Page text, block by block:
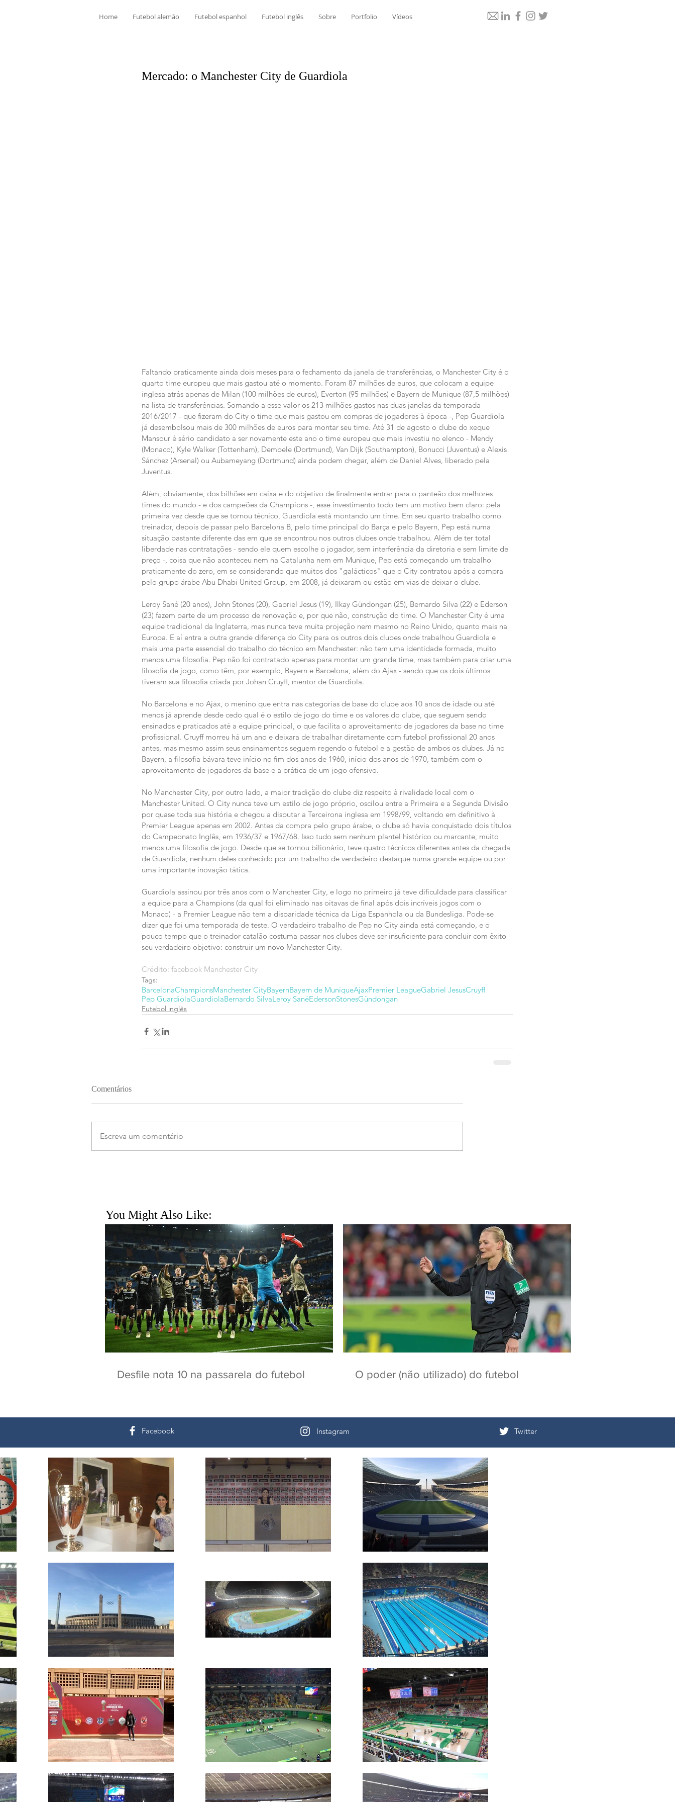
Home Futebol alemão Futebol espanhol Futebol inglês Sobre Portfolio Vídeos
Mercado: o Manchester City de Guardiola
Faltando praticamente ainda dois meses para o fechamento da janela de transferências, o Manchester City é o
quarto time europeu que mais gastou até o momento. Foram 87 milhões de euros, que colocam a equipe
inglesa atrás apenas de Milan (100 milhões de euros), Everton (95 milhões) e Bayern de Munique (87,5 milhões)
na lista de transferências. Somando a esse valor os 213 milhões gastos nas duas janelas da temporada
2016/2017 - que fizeram do City o time que mais gastou em compras de jogadores à época -, Pep Guardiola
já desembolsou mais de 300 milhões de euros para montar seu time. Até 31 de agosto o clube do xeque
Mansour é sério candidato a ser novamente este ano o time europeu que mais investiu no elenco - Mendy
(Monaco), Kyle Walker (Tottenham), Dembele (Dortmund), Van Dijk (Southampton), Bonucci (Juventus) e Alexis
Sánchez (Arsenal) ou Aubameyang (Dortmund) ainda podem chegar, além de Daniel Alves, liberado pela
Juventus.
Além, obviamente, dos bilhões em caixa e do objetivo de finalmente entrar para o panteão dos melhores
times do mundo - e dos campeões da Champions -, esse investimento todo tem um motivo bem claro: pela
primeira vez desde que se tornou técnico, Guardiola está montando um time. Em seu quarto trabalho como
treinador, depois de passar pelo Barcelona B, pelo time principal do Barça e pelo Bayern, Pep está numa
situação bastante diferente das em que se encontrou nos outros clubes onde trabalhou. Além de ter total
liberdade nas contratações - sendo ele quem escolhe o jogador, sem interferência da diretoria e sem limite de
preço -, coisa que não aconteceu nem na Catalunha nem em Munique, Pep está começando um trabalho
praticamente do zero, em se considerando que muitos dos "galácticos" que o City contratou após a compra
pelo grupo árabe Abu Dhabi United Group, em 2008, já deixaram ou estão em vias de deixar o clube.
Leroy Sané (20 anos), John Stones (20), Gabriel Jesus (19), Ilkay Gündongan (25), Bernardo Silva (22) e Ederson
(23) fazem parte de um processo de renovação e, por que não, construção do time. O Manchester City é uma
equipe tradicional da Inglaterra, mas nunca teve muita projeção nem mesmo no Reino Unido, quanto mais na
Europa. E aí entra a outra grande diferença do City para os outros dois clubes onde trabalhou Guardiola e
mais uma parte essencial do trabalho do técnico em Manchester: não tem uma identidade formada, muito
menos uma filosofia. Pep não foi contratado apenas para montar um grande time, mas também para criar uma
filosofia de jogo, como têm, por exemplo, Bayern e Barcelona, além do Ajax - sendo que os dois últimos
tiveram sua filosofia criada por Johan Cruyff, mentor de Guardiola.
No Barcelona e no Ajax, o menino que entra nas categorias de base do clube aos 10 anos de idade ou até
menos já aprende desde cedo qual é o estilo de jogo do time e os valores do clube, que seguem sendo
ensinados e praticados até a equipe principal, o que facilita o aproveitamento de jogadores da base no time
profissional. Cruyff morreu há um ano e deixara de trabalhar diretamente com futebol profissional 20 anos
antes, mas mesmo assim seus ensinamentos seguem regendo o futebol e a gestão de ambos os clubes. Já no
Bayern, a filosofia bávara teve início no fim dos anos de 1960, início dos anos de 1970, também com o
aproveitamento de jogadores da base e a prática de um jogo ofensivo.
No Manchester City, por outro lado, a maior tradição do clube diz respeito à rivalidade local com o
Manchester United. O City nunca teve um estilo de jogo próprio, oscilou entre a Primeira e a Segunda Divisão
por quase toda sua história e chegou a disputar a Terceirona inglesa em 1998/99, voltando em definitivo à
Premier League apenas em 2002. Antes da compra pelo grupo árabe, o clube só havia conquistado dois títulos
do Campeonato Inglês, em 1936/37 e 1967/68. Isso tudo sem nenhum plantel histórico ou marcante, muito
menos uma filosofia de jogo. Desde que se tornou bilionário, teve quatro técnicos diferentes antes da chegada
de Guardiola, nenhum deles conhecido por um trabalho de verdadeiro destaque numa grande equipe ou por
uma importante inovação tática.
Guardiola assinou por três anos com o Manchester City, e logo no primeiro já teve dificuldade para classificar
a equipe para a Champions (da qual foi eliminado nas oitavas de final após dois incríveis jogos com o
Monaco) - a Premier League não tem a disparidade técnica da Liga Espanhola ou da Bundesliga. Pode-se
dizer que foi uma temporada de teste. O verdadeiro trabalho de Pep no City ainda está começando, e o
pouco tempo que o treinador catalão costuma passar nos clubes deve ser insuficiente para concluir com êxito
seu verdadeiro objetivo: construir um novo Manchester City.
Crédito: facebook Manchester City
Tags:
BarcelonaChampionsManchester CityBayernBayern de MuniqueAjaxPremier LeagueGabriel JesusCruyff
Pep GuardiolaGuardiolaBernardo SilvaLeroy SanéEdersonStonesGündongan
Futebol inglês
Comentários
Escreva um comentário
You Might Also Like:
Desfile nota 10 na passarela do futebol O poder (não utilizado) do futebol
Facebook Instagram Twitter